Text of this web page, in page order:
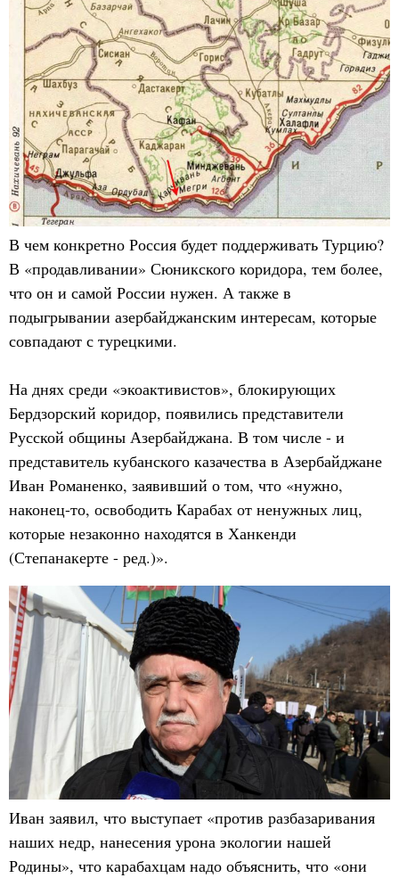
В чем конкретно Россия будет поддерживать Турцию?
В «продавливании» Сюникского коридора, тем более,
что он и самой России нужен. А также в
подыгрывании азербайджанским интересам, которые
совпадают с турецкими.
На днях среди «экоактивистов», блокирующих
Бердзорский коридор, появились представители
Русской общины Азербайджана. В том числе - и
представитель кубанского казачества в Азербайджане
Иван Романенко, заявивший о том, что «нужно,
наконец-то, освободить Карабах от ненужных лиц,
которые незаконно находятся в Ханкенди
(Степанакерте - ред.)».
Иван заявил, что выступает «против разбазаривания
наших недр, нанесения урона экологии нашей
Родины», что карабахцам надо объяснить, что «они